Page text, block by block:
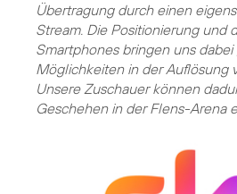
Übertragung durch einen
Stream. Die Positionierung und
Smartphones bringen uns
Möglichkeiten in der Auflösung
Unsere Zuschauer können
Geschehen in der Flens-Arena